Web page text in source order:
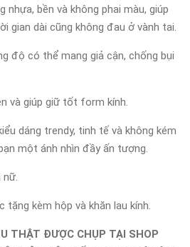
nhựa, bền và không phai màu, giúp
gian dài cũng không đau ở vành tai.
độ có thể mang giả cận, chống bụi
và giúp giữ tốt form kính.
dáng trendy, tinh tế và không kém
một ánh nhìn đầy ấn tượng.
kèm hộp và khăn lau kính.
THẬT ĐƯỢC CHỤP TẠI SHOP